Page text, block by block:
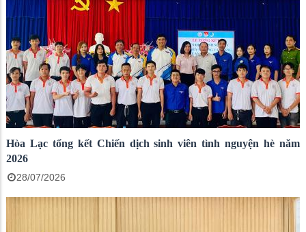
Hòa Lạc tổng kết Chiến dịch sinh viên tình nguyện hè năm
2026
28/07/2026